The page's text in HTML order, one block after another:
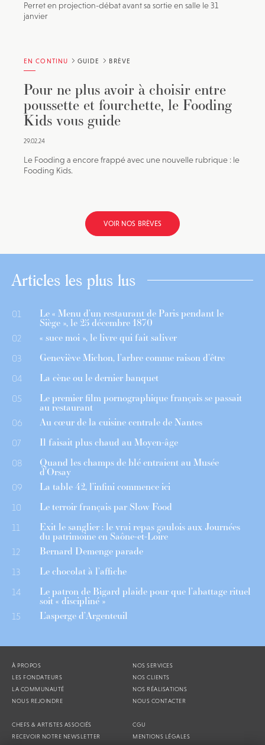
Perret en projection-débat avant sa sortie en salle le 31
janvier
EN CONTINU GUIDE BRÈVE
Pour ne plus avoir à choisir entre
poussette et fourchette, le Fooding
Kids vous guide
29.02.24
Le Fooding a encore frappé avec une nouvelle rubrique : le
Fooding Kids.
VOIR NOS BRÈVES
Articles les plus lus
01 Le « Menu d’un restaurant de Paris pendant le
Siège », le 25 décembre 1870
02 « suce moi », le livre qui fait saliver
03 Geneviève Michon, l’arbre comme raison d’être
04 La cène ou le dernier banquet
05 Le premier film pornographique français se passait
au restaurant
06 Au cœur de la cuisine centrale de Nantes
07 Il faisait plus chaud au Moyen-âge
08 Quand les champs de blé entraient au Musée
d’Orsay
09 La table 42, l’infini commence ici
10 Le terroir français par Slow Food
11 Exit le sanglier : le vrai repas gaulois aux Journées
du patrimoine en Saône-et-Loire
12 Bernard Demenge parade
13 Le chocolat à l’affiche
14 Le patron de Bigard plaide pour que l’abattage rituel
soit « discipliné »
15 L’asperge d’Argenteuil
À PROPOS
LES FONDATEURS
LA COMMUNAUTÉ
NOUS REJOINDRE
NOS SERVICES
NOS CLIENTS
NOS RÉALISATIONS
NOUS CONTACTER
CHEFS & ARTISTES ASSOCIÉS
RECEVOIR NOTRE NEWSLETTER
CGU
MENTIONS LÉGALES